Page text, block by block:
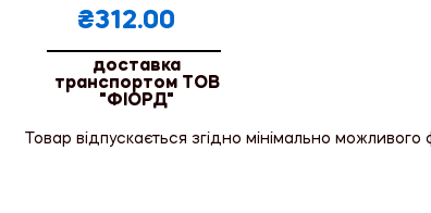
₴312.00
доставка
транспортом ТОВ
"ФІОРД"
Товар відпускається згідно мінімально